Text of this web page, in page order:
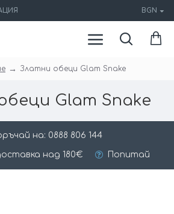
BGN
Златни обеци Glam Snake
Glam Snake
на: 0888 806 144
над 180€ Попитай